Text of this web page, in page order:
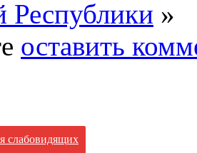
Республики »
оставить
слабовидящих